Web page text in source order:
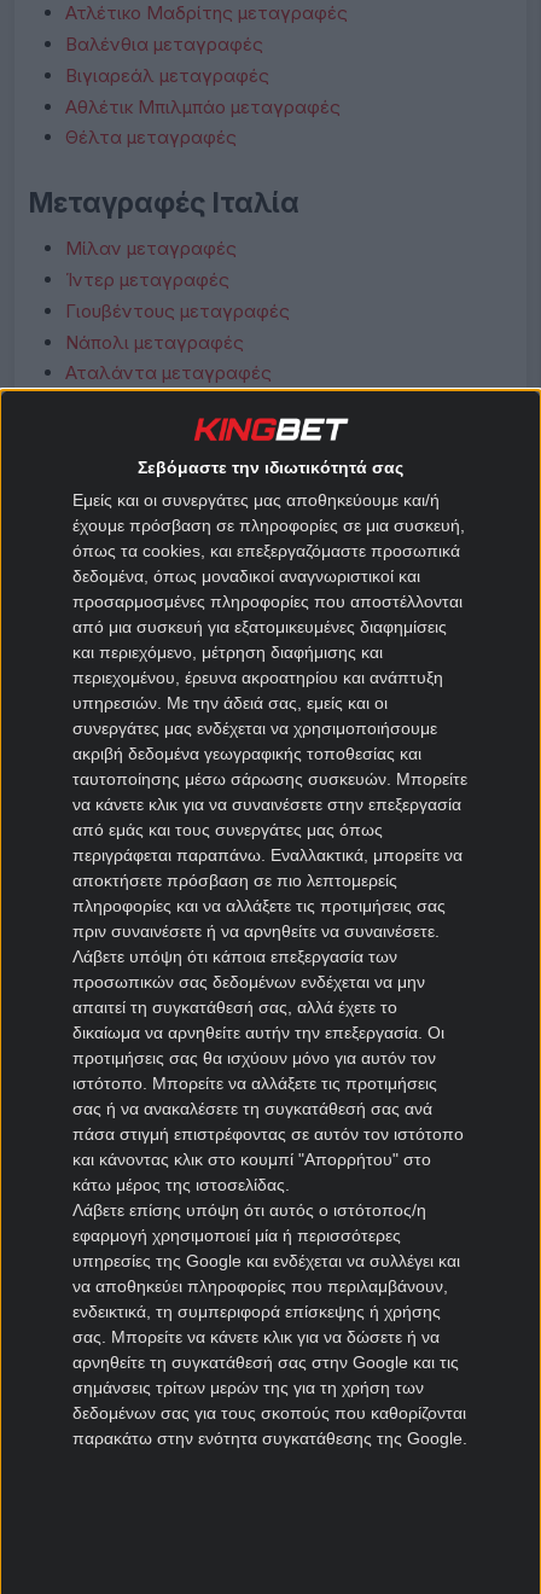
Σεβόμαστε την ιδιωτικότητά σας
Εμείς και οι συνεργάτες μας αποθηκεύουμε και/ή
έχουμε πρόσβαση σε πληροφορίες σε μια συσκευή,
όπως τα cookies, και επεξεργαζόμαστε προσωπικά
δεδομένα, όπως μοναδικοί αναγνωριστικοί και
προσαρμοσμένες πληροφορίες που αποστέλλονται
από μια συσκευή για εξατομικευμένες διαφημίσεις
και περιεχόμενο, μέτρηση διαφήμισης και
περιεχομένου, έρευνα ακροατηρίου και ανάπτυξη
υπηρεσιών. Με την άδειά σας, εμείς και οι
συνεργάτες μας ενδέχεται να χρησιμοποιήσουμε
ακριβή δεδομένα γεωγραφικής τοποθεσίας και
ταυτοποίησης μέσω σάρωσης συσκευών. Μπορείτε
να κάνετε κλικ για να συναινέσετε στην επεξεργασία
από εμάς και τους συνεργάτες μας όπως
περιγράφεται παραπάνω. Εναλλακτικά, μπορείτε να
αποκτήσετε πρόσβαση σε πιο λεπτομερείς
πληροφορίες και να αλλάξετε τις προτιμήσεις σας
πριν συναινέσετε ή να αρνηθείτε να συναινέσετε.
Λάβετε υπόψη ότι κάποια επεξεργασία των
προσωπικών σας δεδομένων ενδέχεται να μην
απαιτεί τη συγκατάθεσή σας, αλλά έχετε το
δικαίωμα να αρνηθείτε αυτήν την επεξεργασία. Οι
προτιμήσεις σας θα ισχύουν μόνο για αυτόν τον
ιστότοπο. Μπορείτε να αλλάξετε τις προτιμήσεις
σας ή να ανακαλέσετε τη συγκατάθεσή σας ανά
πάσα στιγμή επιστρέφοντας σε αυτόν τον ιστότοπο
και κάνοντας κλικ στο κουμπί "Απορρήτου" στο
κάτω μέρος της ιστοσελίδας.
Λάβετε επίσης υπόψη ότι αυτός ο ιστότοπος/η
εφαρμογή χρησιμοποιεί μία ή περισσότερες
υπηρεσίες της Google και ενδέχεται να συλλέγει και
να αποθηκεύει πληροφορίες που περιλαμβάνουν,
ενδεικτικά, τη συμπεριφορά επίσκεψης ή χρήσης
σας. Μπορείτε να κάνετε κλικ για να δώσετε ή να
αρνηθείτε τη συγκατάθεσή σας στην Google και τις
σημάνσεις τρίτων μερών της για τη χρήση των
δεδομένων σας για τους σκοπούς που καθορίζονται
παρακάτω στην ενότητα συγκατάθεσης της Google.
Ατλέτικο Μαδρίτης μεταγραφές
Βαλένθια μεταγραφές
Βιγιαρεάλ μεταγραφές
Αθλέτικ Μπιλμπάο μεταγραφές
Θέλτα μεταγραφές
Μεταγραφές Ιταλία
Μίλαν μεταγραφές
Ίντερ μεταγραφές
Γιουβέντους μεταγραφές
Νάπολι μεταγραφές
Αταλάντα μεταγραφές
Ρόμα μεταγραφές
Φιορεντίνα μεταγραφές
Κόμο μεταγραφές
Μπολόνια μεταγραφές
Μεταγραφές Bundesliga
Μπάγερν μεταγραφές
Ντόρτμουντ μεταγραφές
Αμβούργο μεταγραφές
Λεβερκούζεν μεταγραφές
Άιντραχτ Φρανκφούρτης μεταγραφές
Μεταγραφές Γαλλία
Παρί Σεν Ζερμέν μεταγραφές
Μονακό μεταγραφές
Μαρσέιγ μεταγραφές
Λυών μεταγραφές
Μεταγραφές Super League 2
Ηρακλής μεταγραφές
ΠΑΣ Γιάννινα μεταγραφές
Πανιώνιος μεταγραφές
Καλλιθέα μεταγραφές
Καλαμάτα μεταγραφές
Νίκη Βόλου μεταγραφές
Μεταγραφές Cyprus League
Πάφος μεταγραφές
ΑΠΟΕΛ μεταγραφές
ΑΕΚ Λάρνακας μεταγραφές
Ομόνοια μεταγραφές